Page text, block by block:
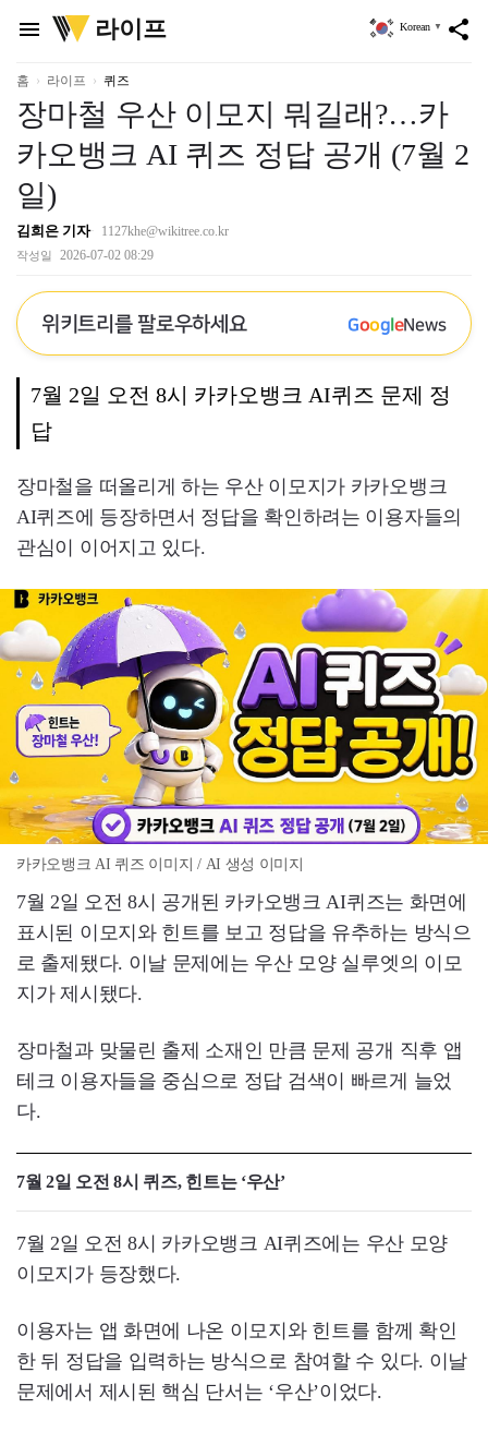
menu
위
키
리
라이프 share
Korean ▼
홈 라이프 퀴즈
장마철 우산 이모지 뭐길래?…카
카오뱅크 AI 퀴즈 정답 공개 (7월 2
일)
김희은 기자 1127khe@wikitree.co.kr
작성일 2026-07-02 08:29
위키트리를 팔로우하세요 GoogleNews
7월 2일 오전 8시 카카오뱅크 AI퀴즈 문제 정
답
장마철을 떠올리게 하는 우산 이모지가 카카오뱅크
AI퀴즈에 등장하면서 정답을 확인하려는 이용자들의
관심이 이어지고 있다.
카카오뱅크 AI 퀴즈 이미지 / AI 생성 이미지
7월 2일 오전 8시 공개된 카카오뱅크 AI퀴즈는 화면에
표시된 이모지와 힌트를 보고 정답을 유추하는 방식으
로 출제됐다. 이날 문제에는 우산 모양 실루엣의 이모
지가 제시됐다.
장마철과 맞물린 출제 소재인 만큼 문제 공개 직후 앱
테크 이용자들을 중심으로 정답 검색이 빠르게 늘었
다.
7월 2일 오전 8시 퀴즈, 힌트는 ‘우산’
7월 2일 오전 8시 카카오뱅크 AI퀴즈에는 우산 모양
이모지가 등장했다.
이용자는 앱 화면에 나온 이모지와 힌트를 함께 확인
한 뒤 정답을 입력하는 방식으로 참여할 수 있다. 이날
문제에서 제시된 핵심 단서는 ‘우산’이었다.